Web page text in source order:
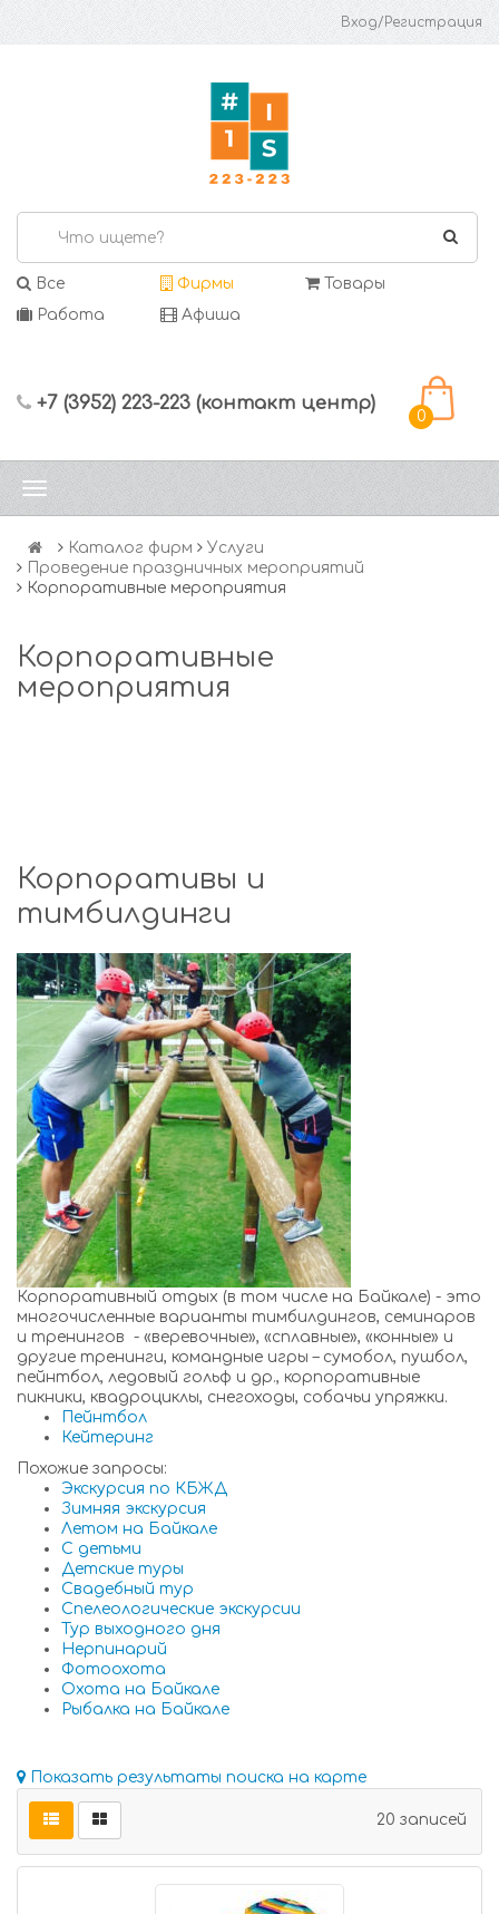
Вход/Регистрация
Все Фирмы
Товары
Работа
Афиша
+7 (3952) 223-223 (контакт центр)
0
Каталог фирм
Услуги
Проведение праздничных мероприятий
Корпоративные мероприятия
Корпоративные
мероприятия
Корпоративы и
тимбилдинги
Корпоративный отдых (в том числе на Байкале) - это
многочисленные варианты тимбилдингов, семинаров
и тренингов - «веревочные», «сплавные», «конные» и
другие тренинги, командные игры – сумобол, пушбол,
пейнтбол, ледовый гольф и др., корпоративные
пикники, квадроциклы, снегоходы, собачьи упряжки.
Пейнтбол
Кейтеринг
Похожие запросы:
Экскурсия по КБЖД
Зимняя экскурсия
Летом на Байкале
С детьми
Детские туры
Свадебный тур
Спелеологические экскурсии
Тур выходного дня
Нерпинарий
Фотоохота
Охота на Байкале
Рыбалка на Байкале
Показать результаты поиска на карте
20 записей